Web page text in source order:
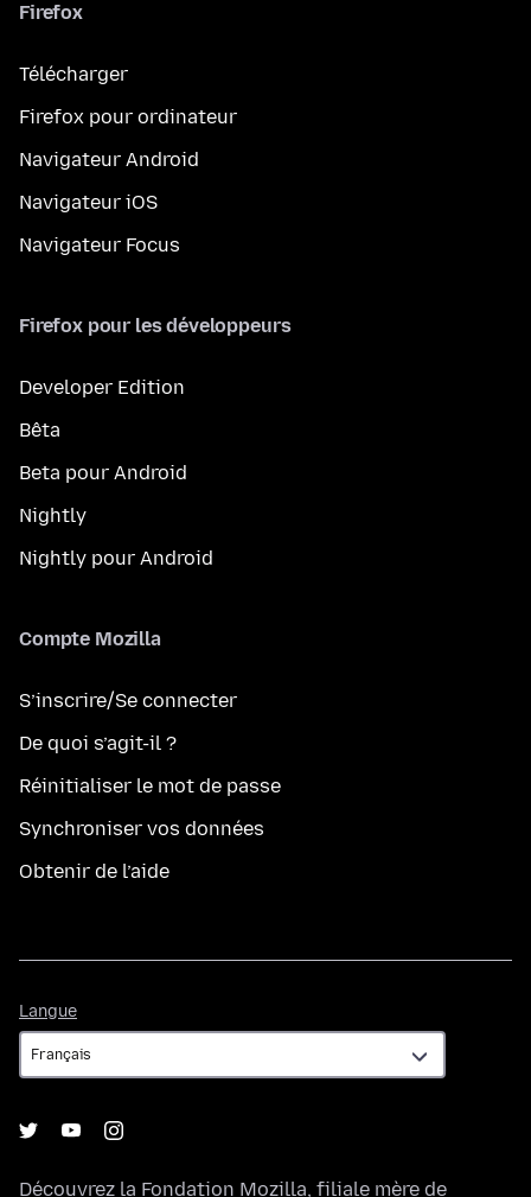
Firefox
Télécharger
Firefox pour ordinateur
Navigateur Android
Navigateur iOS
Navigateur Focus
Firefox pour les développeurs
Developer Edition
Bêta
Beta pour Android
Nightly
Nightly pour Android
Compte Mozilla
S’inscrire/Se connecter
De quoi s’agit-il ?
Réinitialiser le mot de passe
Synchroniser vos données
Obtenir de l’aide
Langue
Découvrez la Fondation Mozilla, filiale mère de